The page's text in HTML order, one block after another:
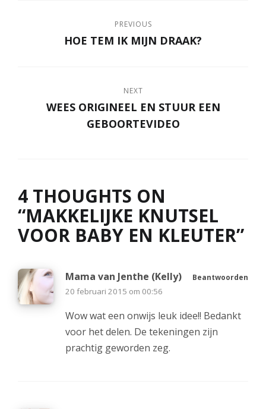
PREVIOUS
HOE TEM IK MIJN DRAAK?
NEXT
WEES ORIGINEEL EN STUUR EEN
GEBOORTEVIDEO
4 THOUGHTS ON
“MAKKELIJKE KNUTSEL
VOOR BABY EN KLEUTER”
Mama van Jenthe (Kelly)
20 februari 2015 om 00:56
Wow wat een onwijs leuk idee!! Bedankt
voor het delen. De tekeningen zijn
prachtig geworden zeg.
Beantwoorden